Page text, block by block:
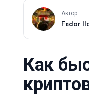
Автор
Fedor
Как